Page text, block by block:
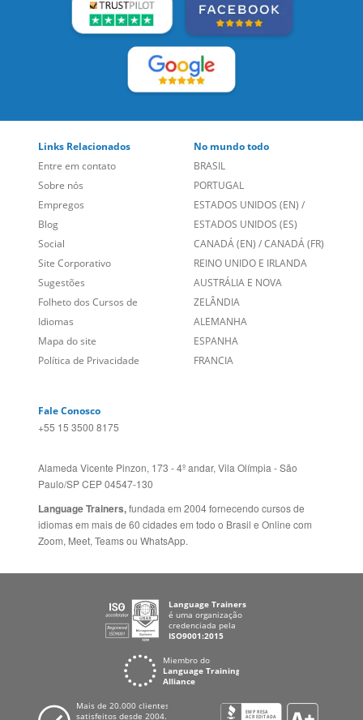
Sobre nós
Empregos
Blog
Social
Site Corporativo
Sugestões
Folheto dos Cursos de
Idiomas
Mapa do site
Política de Privacidade
PORTUGAL
ESTADOS UNIDOS (EN)
ESTADOS UNIDOS (ES)
CANADÁ (EN)/CANADÁ (FR)
REINO UNIDO E IRLANDA
AUSTRÁLIA E NOVA
ZELÂNDIA
ALEMANHA
ESPANHA
FRANCIA
Alameda Vicente Pinzon, 173 - 4º andar, Vila Olímpia - São
Language Trainers,fundada em 2004 fornecendo cursos de
idiomas em mais de 60 cidades em todo o Brasil e Online com